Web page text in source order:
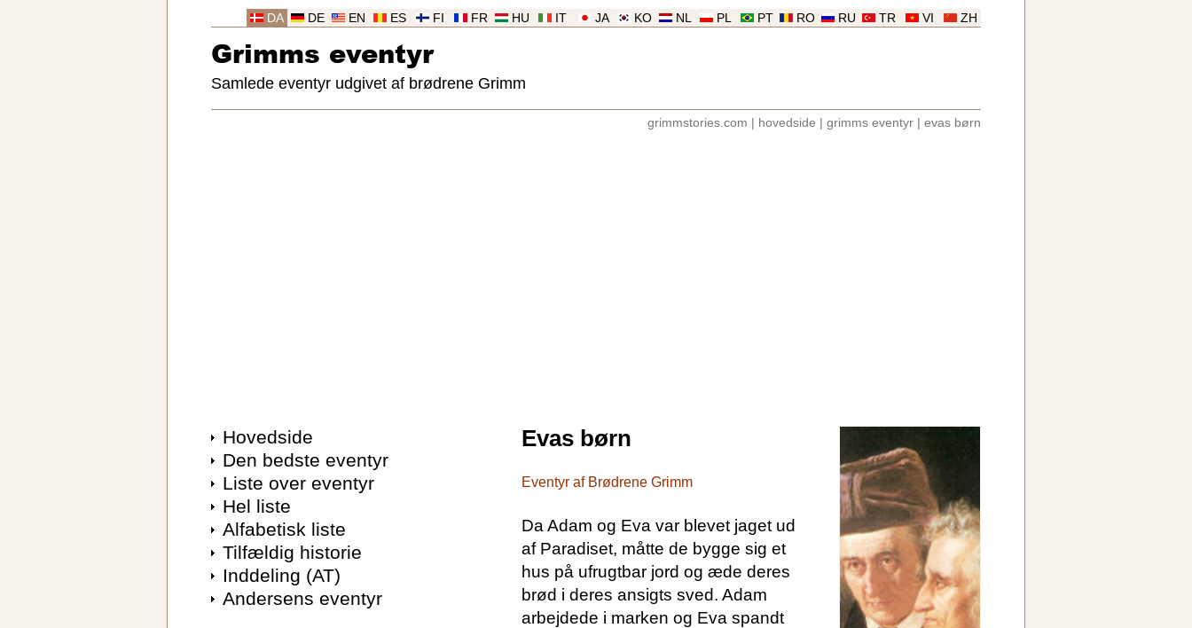
ZH
VI
TR
RU
RO
PT
PL
NL
KO
JA
IT
HU
FR
FI
ES
EN
DE
DA
Grimms eventyr
Samlede eventyr udgivet af brødrene Grimm
grimmstories.com hovedside grimms eventyr evas børn
Hovedside
Den bedste eventyr
Liste over eventyr
Hel liste
Alfabetisk liste
Tilfældig historie
Inddeling (AT)
Andersens eventyr
Evas børn
Eventyr af Brødrene Grimm
Da Adam og Eva var blevet jaget ud
af Paradiset, måtte de bygge sig et
hus på ufrugtbar jord og æde deres
brød i deres ansigts sved. Adam
arbejdede i marken og Eva spandt